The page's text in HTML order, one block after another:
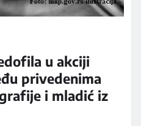
u akciji
privedenima
i mladić iz